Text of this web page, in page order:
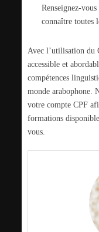
Renseignez-
connaître toutes
Avec l’utilisation du
accessible et
compétences
monde arabophone.
votre compte CPF
formations
vous.